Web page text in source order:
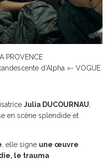
PROVENCE
d’Alpha »- VOGUE
Julia DUCOURNAU
en scène splendide et
, elle signe une œuvre
le trauma